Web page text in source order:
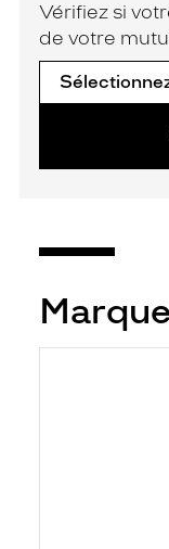
Vérifiez si
de votre